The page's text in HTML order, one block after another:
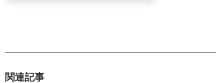
関連記事